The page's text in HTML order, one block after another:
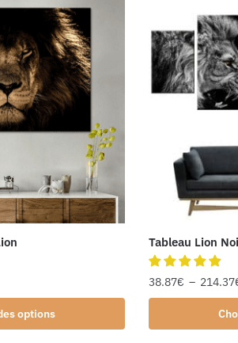
options
Tableau Lion
38.87€ – 214.37